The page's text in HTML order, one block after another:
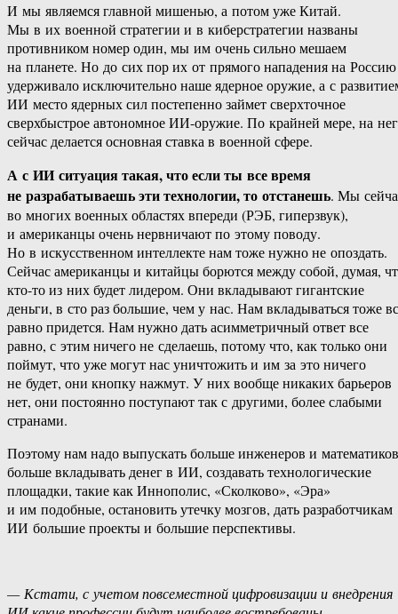
И мы являемся главной мишенью, а потом уже Китай.
Мы в их военной стратегии и в киберстратегии названы
противником номер один, мы им очень сильно мешаем
на планете. Но до сих пор их от прямого нападения на Россию
удерживало исключительно наше ядерное оружие, а с
ИИ место ядерных сил постепенно займет сверхточное
сверхбыстрое автономное ИИ-оружие. По крайней мере, на
сейчас делается основная ставка в военной сфере.
А с ИИ ситуация такая, что если ты все время
не разрабатываешь эти технологии, то отстанешь. Мы
во многих военных областях впереди (РЭБ, гиперзвук),
и американцы очень нервничают по этому поводу.
Но в искусственном интеллекте нам тоже нужно не опоздать.
Сейчас американцы и китайцы борются между собой, думая,
кто-то из них будет лидером. Они вкладывают гигантские
деньги, в сто раз большие, чем у нас. Нам вкладываться тоже
равно придется. Нам нужно дать асимметричный ответ все
равно, с этим ничего не сделаешь, потому что, как только они
поймут, что уже могут нас уничтожить и им за это ничего
не будет, они кнопку нажмут. У них вообще никаких барьеров
нет, они постоянно поступают так с другими, более слабыми
странами.
Поэтому нам надо выпускать больше инженеров и
больше вкладывать денег в ИИ, создавать технологические
площадки, такие как Иннополис, «Сколково», «Эра»
и им подобные, остановить утечку мозгов, дать разработчикам
ИИ большие проекты и большие перспективы.
— Кстати, с учетом повсеместной цифровизации и внедрения